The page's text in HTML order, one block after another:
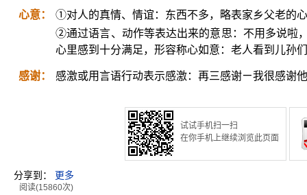
心意：
①对人的真情、情谊：东西不多，略表家乡父老的
②通过语言、动作等表达出来的意思：不用多说啦
心里感到十分满足，形容称心如意：老人看到儿孙
感谢： 感激或用言语行动表示感激：再三感谢ㄧ我很感谢
试试手机扫一扫
在你手机上继续浏览此页面
分享到： 更多
阅读(15860次)